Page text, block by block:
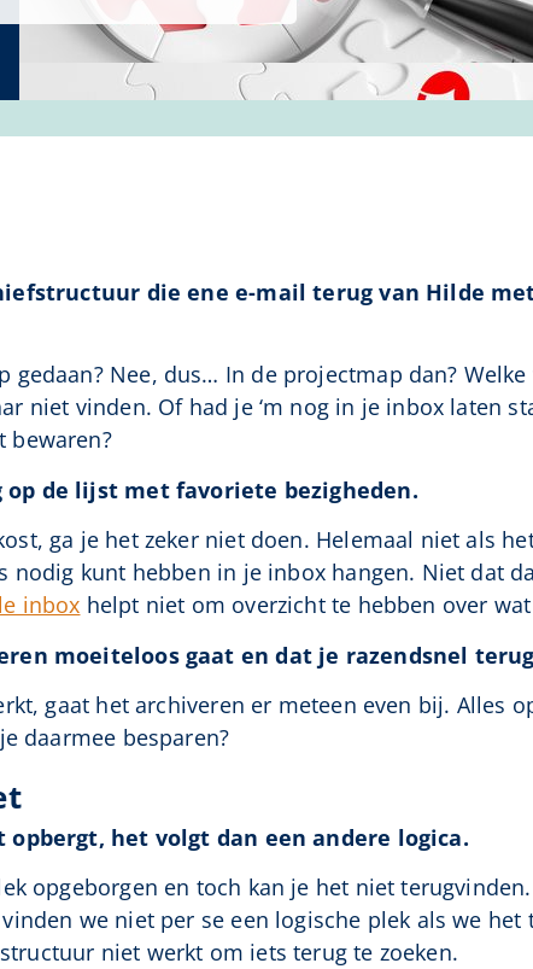
die ene e-mail terug van Hilde
gedaan? Nee, dus… In de projectmap dan?
niet vinden. Of had je ‘m nog in je inbox laten
bewaren?
de lijst met favoriete bezigheden.
ga je het zeker niet doen. Helemaal niet als
nodig kunt hebben in je inbox hangen. Niet dat
inbox helpt niet om overzicht te hebben over
moeiteloos gaat en dat je razendsnel
gaat het archiveren er meteen even bij. Alles
daarmee besparen?
het volgt dan een andere logica.
opgeborgen en toch kan je het niet
we niet per se een logische plek als we het
niet werkt om iets terug te zoeken.